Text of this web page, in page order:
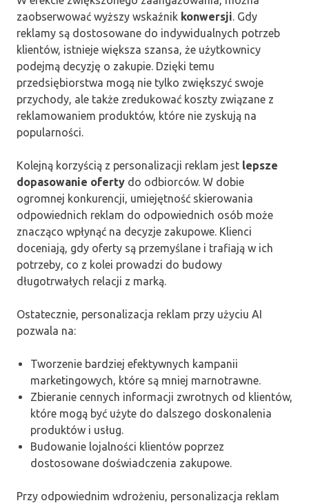
zaobserwować wyższy wskaźnik konwersji. Gdy
reklamy są dostosowane do indywidualnych potrzeb
klientów, istnieje większa szansa, że użytkownicy
podejmą decyzję o zakupie. Dzięki temu
przedsiębiorstwa mogą nie tylko zwiększyć swoje
przychody, ale także zredukować koszty związane z
reklamowaniem produktów, które nie zyskują na
popularności.
Kolejną korzyścią z personalizacji reklam jest lepsze
dopasowanie oferty do odbiorców. W dobie
ogromnej konkurencji, umiejętność skierowania
odpowiednich reklam do odpowiednich osób może
znacząco wpłynąć na decyzje zakupowe. Klienci
doceniają, gdy oferty są przemyślane i trafiają w ich
potrzeby, co z kolei prowadzi do budowy
długotrwałych relacji z marką.
Ostatecznie, personalizacja reklam przy użyciu AI
pozwala na:
Tworzenie bardziej efektywnych kampanii
marketingowych, które są mniej marnotrawne.
Zbieranie cennych informacji zwrotnych od klientów,
które mogą być użyte do dalszego doskonalenia
produktów i usług.
Budowanie lojalności klientów poprzez
dostosowane doświadczenia zakupowe.
Przy odpowiednim wdrożeniu, personalizacja reklam